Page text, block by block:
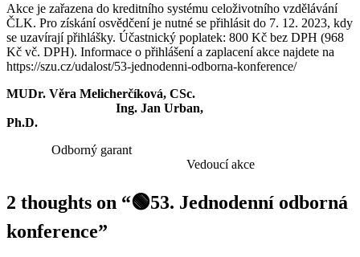
Akce je zařazena do kreditního systému celoživotního vzdělávání
ČLK. Pro získání osvědčení je nutné se přihlásit do 7. 12. 2023, kdy
se uzavírají přihlášky. Účastnický poplatek: 800 Kč bez DPH (968
Kč vč. DPH). Informace o přihlášení a zaplacení akce najdete na
https://szu.cz/udalost/53-jednodenni-odborna-konference/
MUDr. Věra Melicherčíková, CSc.
Ing. Jan Urban,
Odborný garant
Vedoucí akce
2 thoughts on “🟢53. Jednodenní odborná
konference”